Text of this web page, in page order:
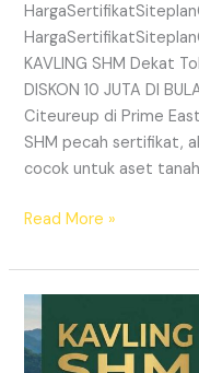
KAVLING SHM Dekat
DISKON 10 JUTA DI
Citeureup di Prime
SHM pecah sertifikat,
cocok untuk aset tanah
Read More »
HARMONI
PRIME
EAST